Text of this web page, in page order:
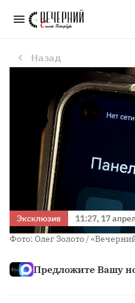
Назад
Эксклюзив
11:27, 17
Фото: Олег Золото /
Предложите Вашу